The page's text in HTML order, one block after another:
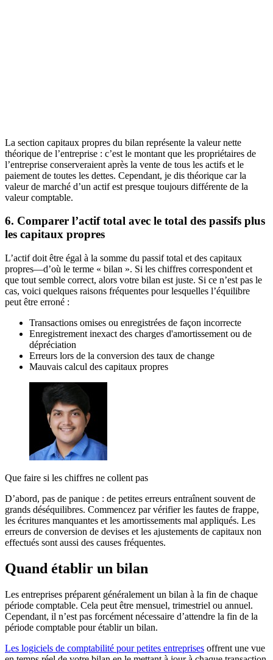
La section capitaux propres du bilan représente la valeur nette
théorique de l’entreprise : c’est le montant que les propriétaires de
l’entreprise conserveraient après la vente de tous les actifs et le
paiement de toutes les dettes. Cependant, je dis théorique car la
valeur de marché d’un actif est presque toujours différente de la
valeur comptable.
6. Comparer l’actif total avec le total des passifs plus
les capitaux propres
L’actif doit être égal à la somme du passif total et des capitaux
propres—d’où le terme « bilan ». Si les chiffres correspondent et
que tout semble correct, alors votre bilan est juste. Si ce n’est pas le
cas, voici quelques raisons fréquentes pour lesquelles l’équilibre
peut être erroné :
Transactions omises ou enregistrées de façon incorrecte
Enregistrement inexact des charges d'amortissement ou de
dépréciation
Erreurs lors de la conversion des taux de change
Mauvais calcul des capitaux propres
Que faire si les chiffres ne collent pas
D’abord, pas de panique : de petites erreurs entraînent souvent de
grands déséquilibres. Commencez par vérifier les fautes de frappe,
les écritures manquantes et les amortissements mal appliqués. Les
erreurs de conversion de devises et les ajustements de capitaux non
effectués sont aussi des causes fréquentes.
Quand établir un bilan
Les entreprises préparent généralement un bilan à la fin de chaque
période comptable. Cela peut être mensuel, trimestriel ou annuel.
Cependant, il n’est pas forcément nécessaire d’attendre la fin de la
période comptable pour établir un bilan.
Les logiciels de comptabilité pour petites entreprises offrent une vue